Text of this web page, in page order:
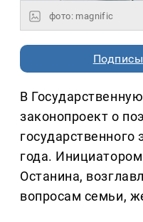
фото: magnific
В
законопроект о
года.
Останина,
вопросам семьи,